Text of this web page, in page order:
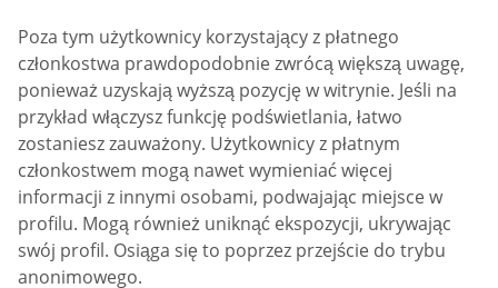
Poza tym użytkownicy korzystający z płatnego
członkostwa prawdopodobnie zwrócą większą uwagę,
ponieważ uzyskają wyższą pozycję w witrynie. Jeśli na
przykład włączysz funkcję podświetlania, łatwo
zostaniesz zauważony. Użytkownicy z płatnym
członkostwem mogą nawet wymieniać więcej
informacji z innymi osobami, podwajając miejsce w
profilu. Mogą również uniknąć ekspozycji, ukrywając
swój profil. Osiąga się to poprzez przejście do trybu
anonimowego.